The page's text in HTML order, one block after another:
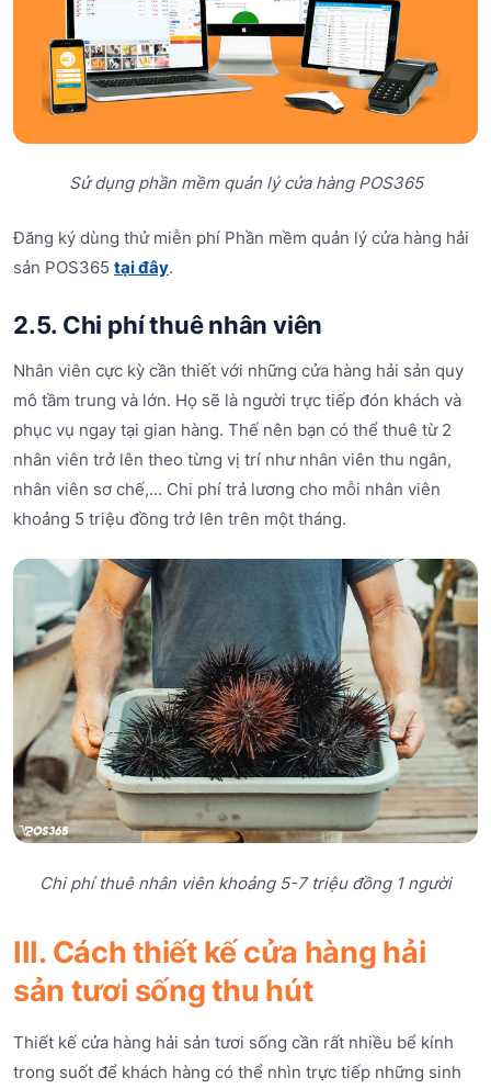
Sử dụng phần mềm quản lý cửa hàng POS365
Đăng ký dùng thử miễn phí Phần mềm quản lý cửa hàng hải
sản POS365 tại đây.
2.5. Chi phí thuê nhân viên
Nhân viên cực kỳ cần thiết với những cửa hàng hải sản quy
mô tầm trung và lớn. Họ sẽ là người trực tiếp đón khách và
phục vụ ngay tại gian hàng. Thế nên bạn có thể thuê từ 2
nhân viên trở lên theo từng vị trí như nhân viên thu ngân,
nhân viên sơ chế,... Chi phí trả lương cho mỗi nhân viên
khoảng 5 triệu đồng trở lên trên một tháng.
Chi phí thuê nhân viên khoảng 5-7 triệu đồng 1 người
III. Cách thiết kế cửa hàng hải
sản tươi sống thu hút
Thiết kế cửa hàng hải sản tươi sống cần rất nhiều bể kính
trong suốt để khách hàng có thể nhìn trực tiếp những sinh